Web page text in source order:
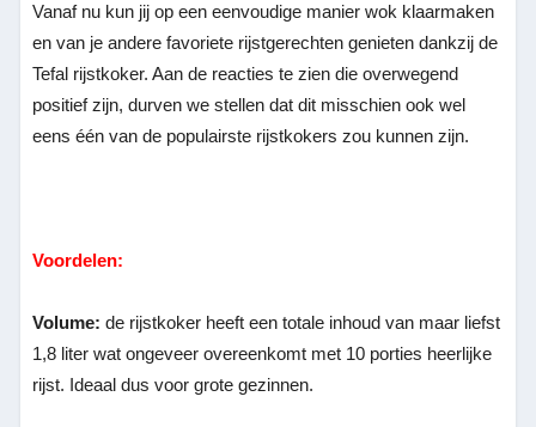
Vanaf nu kun jij op een eenvoudige manier wok klaarmaken
en van je andere favoriete rijstgerechten genieten dankzij de
Tefal rijstkoker. Aan de reacties te zien die overwegend
positief zijn, durven we stellen dat dit misschien ook wel
eens één van de populairste rijstkokers zou kunnen zijn.
Voordelen:
Volume:de rijstkoker heeft een totale inhoud van maar liefst
1,8 liter wat ongeveer overeenkomt met 10 porties heerlijke
rijst. Ideaal dus voor grote gezinnen.